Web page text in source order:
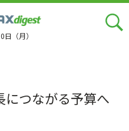
（月）
につながる予算へ